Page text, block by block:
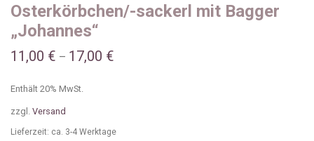
Osterkörbchen/-sackerl mit Bagger
„Johannes“
11,00 € – 17,00 €
Enthält 20% MwSt.
zzgl. Versand
Lieferzeit: ca. 3-4 Werktage